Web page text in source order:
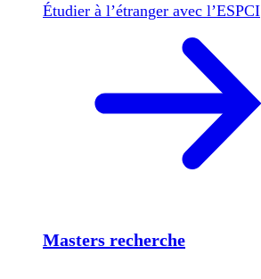
Étudier à l’étranger avec l’ESPCI
Masters recherche